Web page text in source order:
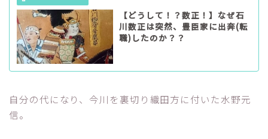
【どうして！？数正！】なぜ石
川数正は突然、豊臣家に出奔(転
職)したのか？？
自分の代になり、今川を裏切り織田方に付いた水野元
信。